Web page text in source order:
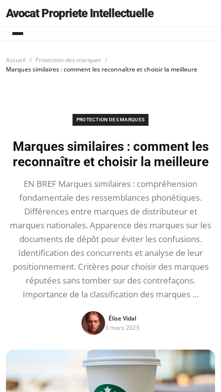
Avocat Propriete Intellectuelle
Accueil
Protection des marques
Marques similaires : comment les reconnaître et choisir la meilleure
PROTECTION DES MARQUES
Marques similaires : comment les
reconnaître et choisir la meilleure
EN BREF Marques similaires : compréhension
fondamentale des ressemblances phonétiques.
Différences entre marques de distributeur et
marques nationales. Apparence des marques sur les
documents de dépôt pour éviter les confusions.
Identification des concurrents et analyse de leur
positionnement. Critères pour choisir des marques
réputées sans tomber sur des contrefaçons.
Importance de la classification des marques …
Élise Vidal
3 mars 2025